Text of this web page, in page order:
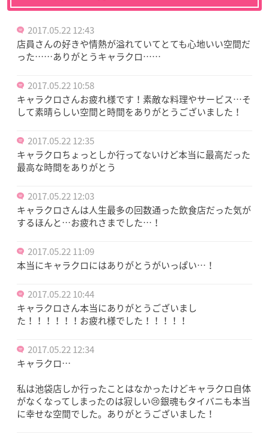
2017.05.22 12:43
店員さんの好きや情熱が溢れていてとても心地いい空間だ
った……ありがとうキャラクロ……
2017.05.22 10:58
キャラクロさんお疲れ様です！素敵な料理やサービス…そ
して素晴らしい空間と時間をありがとうございました！
2017.05.22 12:35
キャラクロちょっとしか行ってないけど本当に最高だった
最高な時間をありがとう
2017.05.22 12:03
キャラクロさんは人生最多の回数通った飲食店だった気が
するほんと…お疲れさまでした…！
2017.05.22 11:09
本当にキャラクロにはありがとうがいっぱい…！
2017.05.22 10:44
キャラクロさん本当にありがとうございまし
た！！！！！！お疲れ様でした！！！！！
2017.05.22 12:34
キャラクロ…
私は池袋店しか行ったことはなかったけどキャラクロ自体
がなくなってしまったのは寂しい😢銀魂もタイバニも本当
に幸せな空間でした。ありがとうございました！